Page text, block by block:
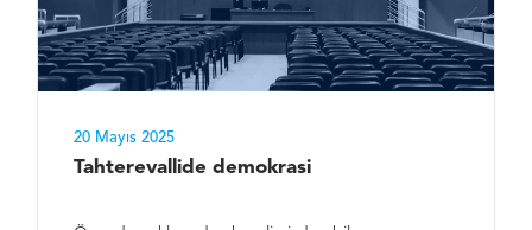
20 Mayıs 2025
Tahterevallide demokrasi